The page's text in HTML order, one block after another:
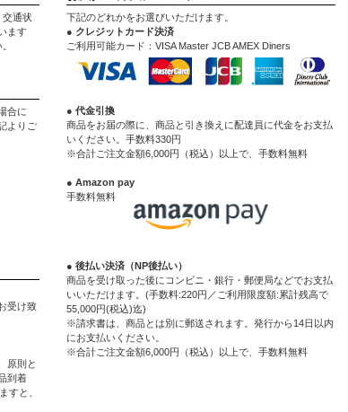
通状
ます
合に
よりご
受け致
原則と
到着
すと、
下記のどれかをお選びいただけます。
● クレジットカード決済
ご利用可能カード：VISA Master JCB AMEX Diners
● 代金引換
商品をお届の際に、商品と引き換えに配達員に代金をお支払
いください。手数料330円
※合計ご注文金額6,000円（税込）以上で、手数料無料
● Amazon pay
手数料無料
● 後払い決済（NP後払い）
商品を受け取った後にコンビニ・銀行・郵便局などでお支払
いいただけます。(手数料:220円／ご利用限度額:累計残高で
55,000円(税込)迄)
※請求書は、商品とは別に郵送されます。発行から14日以内
にお支払いください。
※合計ご注文金額6,000円（税込）以上で、手数料無料